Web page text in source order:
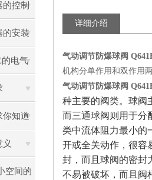
的控制
的安装
电气
你知道
空间的
详细介绍
气动调节防爆球阀
机构分单作用和双作用
气动调节防爆球阀
种主要的阀类。球阀
而三通球阀则用于分
类中流体阻力最小的
开或全关动作，很容
封，而且球阀的密封
不易被破坏，而且阀